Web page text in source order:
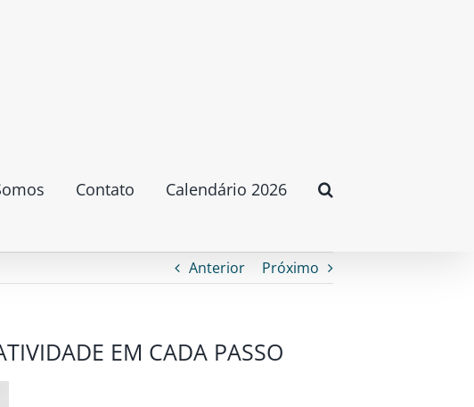
Contato Calendário 2026
Anterior Próximo
EM CADA PASSO